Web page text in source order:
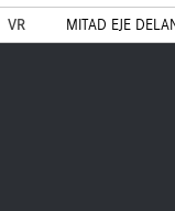
VR
MITAD EJE